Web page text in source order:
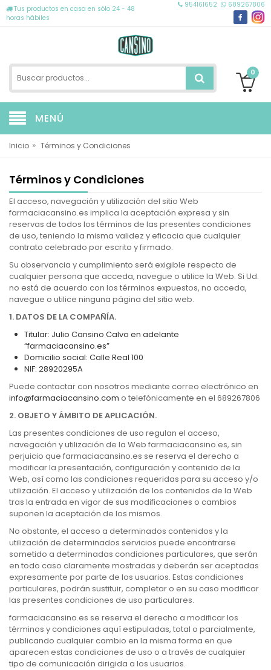
Tus productos en casa en sólo 24 - 48
horas hábiles
954161652 689267806
0
MENÚ
Inicio » Términos y Condiciones
Términos y Condiciones
El acceso, navegación y utilización del sitio Web
farmaciacansino.es implica la aceptación expresa y sin
reservas de todos los términos de las presentes condiciones
de uso, teniendo la misma validez y eficacia que cualquier
contrato celebrado por escrito y firmado.
Su observancia y cumplimiento será exigible respecto de
cualquier persona que acceda, navegue o utilice la Web. Si Ud.
no está de acuerdo con los términos expuestos, no acceda,
navegue o utilice ninguna página del sitio web.
1. DATOS DE LA COMPAÑÍA.
Titular: Julio Cansino Calvo en adelante
“farmaciacansino.es”
Domicilio social: Calle Real 100
NIF: 28920295A
Puede contactar con nosotros mediante correo electrónico en
info@farmaciacansino.com o telefónicamente en el 689267806
2. OBJETO Y ÁMBITO DE APLICACIÓN.
Las presentes condiciones de uso regulan el acceso,
navegación y utilización de la Web farmaciacansino.es, sin
perjuicio que farmaciacansino.es se reserva el derecho a
modificar la presentación, configuración y contenido de la
Web, así como las condiciones requeridas para su acceso y/o
utilización. El acceso y utilización de los contenidos de la Web
tras la entrada en vigor de sus modificaciones o cambios
suponen la aceptación de los mismos.
No obstante, el acceso a determinados contenidos y la
utilización de determinados servicios puede encontrarse
sometido a determinadas condiciones particulares, que serán
en todo caso claramente mostradas y deberán ser aceptadas
expresamente por parte de los usuarios. Estas condiciones
particulares, podrán sustituir, completar o en su caso modificar
las presentes condiciones de uso particulares.
farmaciacansino.es se reserva el derecho a modificar los
términos y condiciones aquí estipuladas, total o parcialmente,
publicando cualquier cambio en la misma forma en que
aparecen estas condiciones de uso o a través de cualquier
tipo de comunicación dirigida a los usuarios.